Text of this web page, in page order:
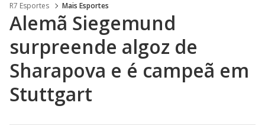
R7 Esportes Mais Esportes
Alemã Siegemund
surpreende algoz de
Sharapova e é campeã em
Stuttgart